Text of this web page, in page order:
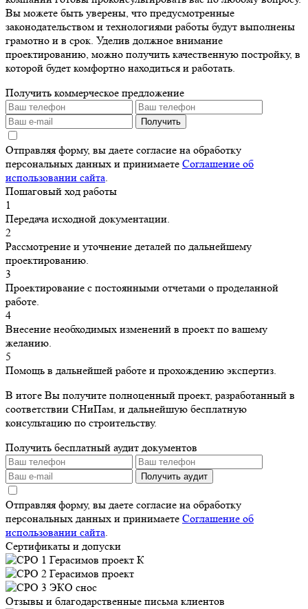
Вы можете быть уверены, что предусмотренные
законодательством и технологиями работы будут выполнены
грамотно и в срок. Уделив должное внимание
проектированию, можно получить качественную постройку, в
которой будет комфортно находиться и работать.
Получить коммерческое предложение
Получить
Отправляя форму, вы даете согласие на обработку
персональных данных и принимаете Соглашение об
использовании сайта.
Пошаговый ход работы
1
Передача исходной документации.
2
Рассмотрение и уточнение деталей по дальнейшему
проектированию.
3
Проектирование с постоянными отчетами о проделанной
работе.
4
Внесение необходимых изменений в проект по вашему
желанию.
5
Помощь в дальнейшей работе и прохождению экспертиз.
В итоге Вы получите полноценный проект, разработанный в
соответствии СНиПам, и дальнейшую бесплатную
консультацию по строительству.
Получить бесплатный аудит документов
Получить аудит
Отправляя форму, вы даете согласие на обработку
персональных данных и принимаете Соглашение об
использовании сайта.
Сертификаты и допуски
Отзывы и благодарственные письма клиентов